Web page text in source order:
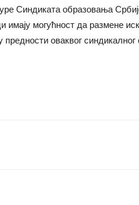
Синдиката образовања
могућност да размене
оваквог синдикалног